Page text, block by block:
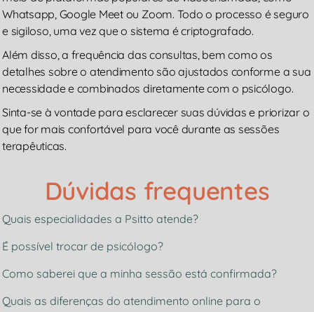
Whatsapp, Google Meet ou Zoom. Todo o processo é seguro
e sigiloso, uma vez que o sistema é criptografado.
Além disso, a frequência das consultas, bem como os
detalhes sobre o atendimento são ajustados conforme a sua
necessidade e combinados diretamente com o psicólogo.
Sinta-se à vontade para esclarecer suas dúvidas e priorizar o
que for mais confortável para você durante as sessões
terapêuticas.
Dúvidas frequentes
Quais especialidades a Psitto atende?
É possível trocar de psicólogo?
Como saberei que a minha sessão está confirmada?
Quais as diferenças do atendimento online para o